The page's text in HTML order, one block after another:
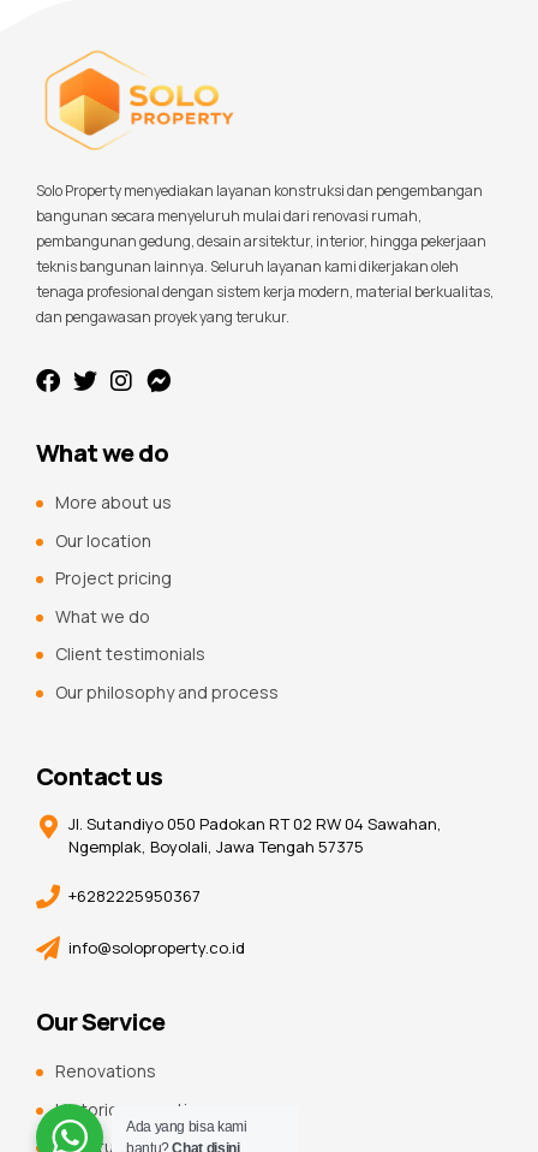
Solo Property menyediakan layanan konstruksi dan pengembangan
bangunan secara menyeluruh mulai dari renovasi rumah,
pembangunan gedung, desain arsitektur, interior, hingga pekerjaan
teknis bangunan lainnya. Seluruh layanan kami dikerjakan oleh
tenaga profesional dengan sistem kerja modern, material berkualitas,
dan pengawasan proyek yang terukur.
What we do
More about us
Our location
Project pricing
What we do
Client testimonials
Our philosophy and process
Contact us
Jl. Sutandiyo 050 Padokan RT 02 RW 04 Sawahan,
Ngemplak, Boyolali, Jawa Tengah 57375
+6282225950367
info@soloproperty.co.id
Our Service
Renovations
Historic renovations
Constuction additions
Ada yang bisa kami
bantu?Chat disini